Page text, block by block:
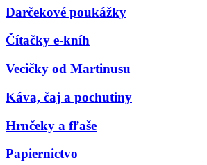
Darčekové poukážky
Čítačky e-kníh
Vecičky od Martinusu
Káva, čaj a pochutiny
Hrnčeky a fľaše
Papiernictvo